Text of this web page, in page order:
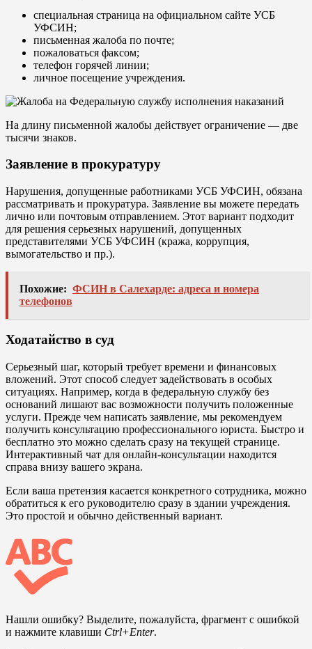
специальная страница на официальном сайте УСБ
УФСИН;
письменная жалоба по почте;
пожаловаться факсом;
телефон горячей линии;
личное посещение учреждения.
На длину письменной жалобы действует ограничение — две
тысячи знаков.
Заявление в прокуратуру
Нарушения, допущенные работниками УСБ УФСИН, обязана
рассматривать и прокуратура. Заявление вы можете передать
лично или почтовым отправлением. Этот вариант подходит
для решения серьезных нарушений, допущенных
представителями УСБ УФСИН (кража, коррупция,
вымогательство и пр.).
Похожие: ФСИН в Салехарде: адреса и номера
телефонов
Ходатайство в суд
Серьезный шаг, который требует времени и финансовых
вложений. Этот способ следует задействовать в особых
ситуациях. Например, когда в федеральную службу без
оснований лишают вас возможности получить положенные
услуги. Прежде чем написать заявление, мы рекомендуем
получить консультацию профессионального юриста. Быстро и
бесплатно это можно сделать сразу на текущей странице.
Интерактивный чат для онлайн-консультации находится
справа внизу вашего экрана.
Если ваша претензия касается конкретного сотрудника, можно
обратиться к его руководителю сразу в здании учреждения.
Это простой и обычно действенный вариант.
Нашли ошибку? Выделите, пожалуйста, фрагмент с ошибкой
и нажмите клавиши Ctrl+Enter.